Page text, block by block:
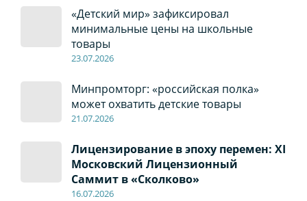
«Детский мир» зафиксировал
минимальные цены на школьные
товары
23.07.2026
Минпромторг: «российская полка»
может охватить детские товары
21.07.2026
Лицензирование в эпоху перемен: XI
Московский Лицензионный
Саммит в «Сколково»
16.07.2026